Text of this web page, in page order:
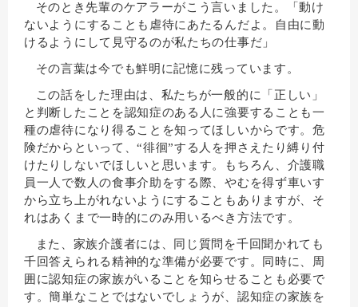
そのとき先輩のケアラーがこう言いました。「動け
ないようにすることも虐待にあたるんだよ。自由に動
けるようにして見守るのが私たちの仕事だ」
その言葉は今でも鮮明に記憶に残っています。
この話をした理由は、私たちが一般的に「正しい」
と判断したことを認知症のある人に強要することも一
種の虐待になり得ることを知ってほしいからです。危
険だからといって、“徘徊”する人を押さえたり縛り付
けたりしないでほしいと思います。もちろん、介護職
員一人で数人の食事介助をする際、やむを得ず車いす
から立ち上がれないようにすることもありますが、そ
れはあくまで一時的にのみ用いるべき方法です。
また、家族介護者には、同じ質問を千回聞かれても
千回答えられる精神的な準備が必要です。同時に、周
囲に認知症の家族がいることを知らせることも必要で
す。簡単なことではないでしょうが、認知症の家族を